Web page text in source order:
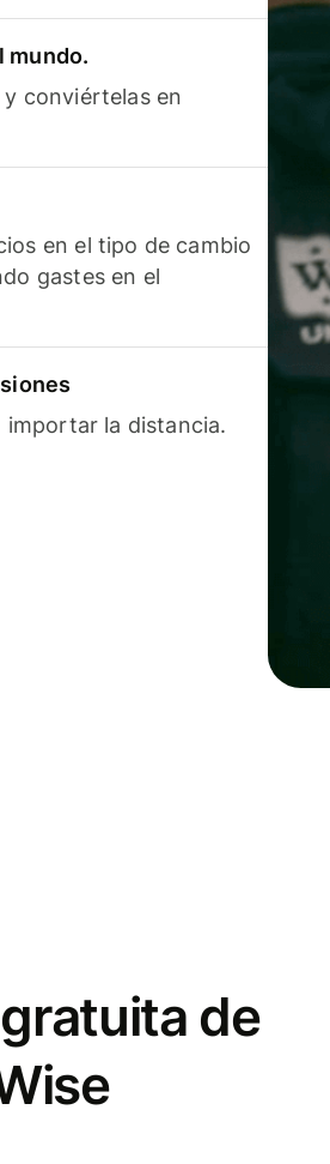
mundo.
conviértelas en
en el tipo de cambio
gastes en el
importar la distancia.
de